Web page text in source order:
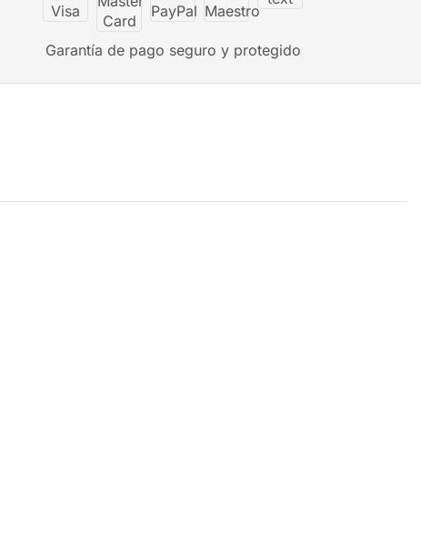
Garantía de pago seguro y protegido